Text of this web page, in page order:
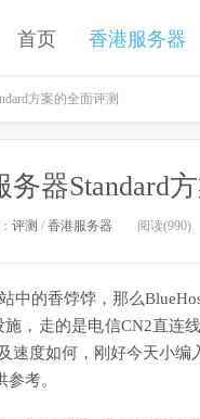
首页 香港服务器
方案的全面评测
务器Standard
评测 / 香港服务器 阅读(990)
中的香饽饽，那么
，走的是电信CN2直连
速度如何，刚好今天小编
考。